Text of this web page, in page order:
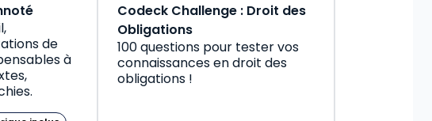
de
à
Codeck Challenge : Droit des
Obligations
100 questions pour tester vos
connaissances en droit des
obligations !